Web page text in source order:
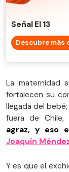
Señal El 13
Descubre más
La maternidad
fortalecen su
llegada del
fuera de Chile,
agraz, y eso
Joaquín
Y es que el